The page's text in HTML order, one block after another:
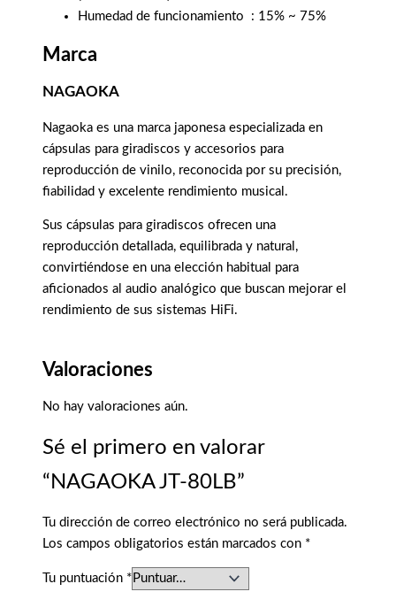
Humedad de funcionamiento : 15% ~ 75%
Marca
NAGAOKA
Nagaoka es una marca japonesa especializada en
cápsulas para giradiscos y accesorios para
reproducción de vinilo, reconocida por su precisión,
fiabilidad y excelente rendimiento musical.
Sus cápsulas para giradiscos ofrecen una
reproducción detallada, equilibrada y natural,
convirtiéndose en una elección habitual para
aficionados al audio analógico que buscan mejorar el
rendimiento de sus sistemas HiFi.
Valoraciones
No hay valoraciones aún.
Sé el primero en valorar
“NAGAOKA JT-80LB”
Tu dirección de correo electrónico no será publicada.
Los campos obligatorios están marcados con *
Tu puntuación *